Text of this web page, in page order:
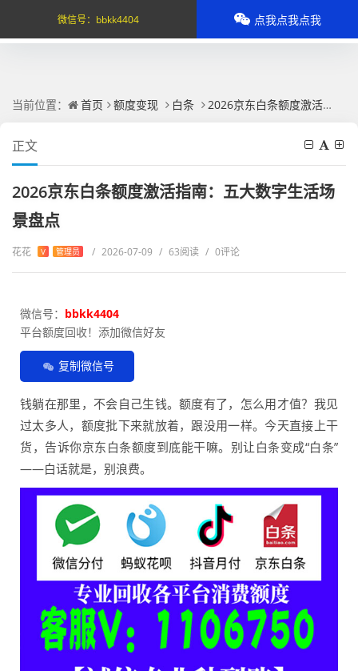
当前位置： 首页 额度变现 白条 2026京东白条额度激活指南：五大数字生活场景盘点
正文
2026京东白条额度激活指南：五大数字生活场
景盘点
花花 V 管理员 / 2026-07-09 / 63阅读 / 0评论
微信号： bbkk4404
平台额度回收！添加微信好友
复制微信号
钱躺在那里，不会自己生钱。额度有了，怎么用才值？我见
过太多人，额度批下来就放着，跟没用一样。今天直接上干
货，告诉你京东白条额度到底能干嘛。别让白条变成“白条”
——白话就是，别浪费。
微信号： bbkk4404 点我点我点我